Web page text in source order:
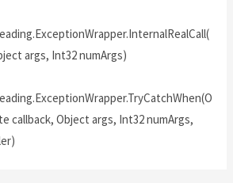
args, Int32 numArgs)
callback, Object args, Int32 numArgs,